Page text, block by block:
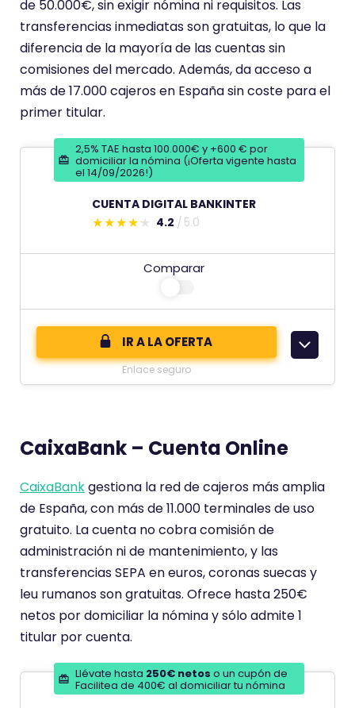
t
i
e
n
e
u
n
a
p
u
n
c
i
n
de 50.000€, sin exigir nómina ni requisitos. Las
transferencias inmediatas son gratuitas, lo que la
diferencia de la mayoría de las cuentas sin
comisiones del mercado. Además, da acceso a
más de 17.000 cajeros en España sin coste para el
primer titular.
2,5% TAE hasta 100.000€ y +600 € por
domiciliar la nómina (¡Oferta vigente hasta
el 14/09/2026!)
CUENTA DIGITAL BANKINTER
E
s
m
e
a
i
o
t
i
e
n
e
u
n
a
4.2 5.0
Comparar
IR A LA OFERTA
Enlace seguro
CaixaBank – Cuenta Online
CaixaBankgestiona la red de cajeros más amplia
de España, con más de 11.000 terminales de uso
gratuito. La cuenta no cobra comisión de
administración ni de mantenimiento, y las
transferencias SEPA en euros, coronas suecas y
leu rumanos son gratuitas. Ofrece hasta 250€
netos por domiciliar la nómina y sólo admite 1
titular por cuenta.
Llévate hasta 250€ netos o un cupón de
Facilitea de 400€ al domiciliar tu nómina